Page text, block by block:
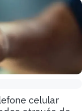
celular